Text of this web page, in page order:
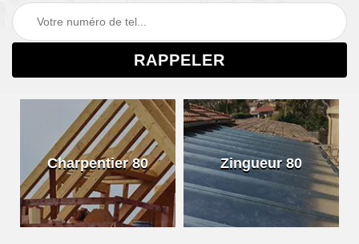
Charpentier 80 Zingueur 80